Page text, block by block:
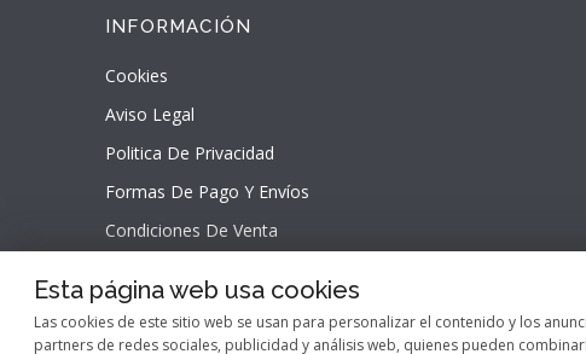
INFORMACIÓN
Cookies
Aviso Legal
Politica De Privacidad
Formas De Pago Y Envíos
Condiciones De Venta
Esta página web usa cookies
Las cookies de este sitio web se usan para personalizar el contenido y los
partners de redes sociales, publicidad y análisis web, quienes pueden